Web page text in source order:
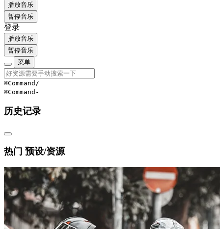
播放音乐
暂停音乐
登录
播放音乐
暂停音乐
菜单
⌘Command /
⌘Command -
历史记录
热门 预设/资源